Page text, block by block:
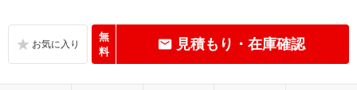
無
料
見積もり・在庫確認